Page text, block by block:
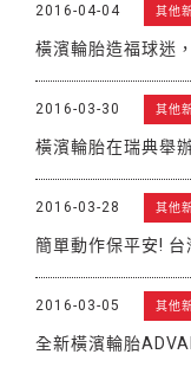
2016-04-04 其他
橫濱輪胎造福球迷
2016-03-30 其他
橫濱輪胎在瑞典舉
2016-03-28 其他
簡單動作保平安!
2016-03-05 其他
全新橫濱輪胎